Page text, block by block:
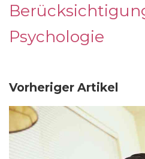
Psychologie
Vorheriger Artikel